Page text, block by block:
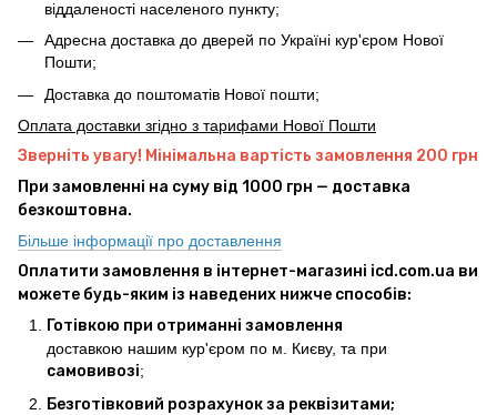
віддаленості населеного пункту;
Адресна доставка до дверей по Україні кур'єром Нової
Пошти;
Доставка до поштоматів Нової пошти;
Оплата доставки згідно з тарифами Нової Пошти
Зверніть увагу! Мінімальна вартість замовлення 200 грн
При замовленні на суму від 1000 грн — доставка
безкоштовна.
Більше інформації про доставлення
Оплатити замовлення в інтернет-магазині icd.com.ua ви
можете будь-яким із наведених нижче способів:
Готівкою при отриманні замовлення
доставкою нашим кур'єром по м. Києву, та при
самовивозі;
Безготівковий розрахунок за реквізитами;